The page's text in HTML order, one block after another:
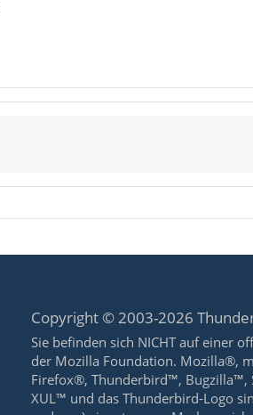
Copyright © 2003-2026
Sie befinden sich NICHT auf einer
der Mozilla Foundation. Mozilla®,
Firefox®, Thunderbird™, Bugzilla™,
XUL™ und das Thunderbird-Logo